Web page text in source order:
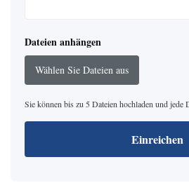
Dateien anhängen
Wählen Sie Dateien aus
Sie können bis zu 5 Dateien hochladen und jede
Einreichen